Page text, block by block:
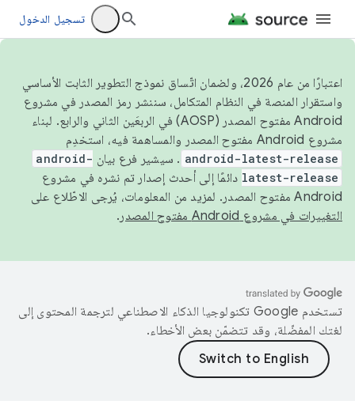
تسجيل الدخول
اعتبارًا من عام 2026، ولضمان اتّساق نموذج التطوير الثابت الأساسي
واستقرار المنصة في النظام المتكامل، سننشر رمز المصدر في مشروع
Android مفتوح المصدر (AOSP) في الربعَين الثاني والرابع. لبناء
مشروع Android مفتوح المصدر والمساهمة فيه، استخدِم
android-latest-release . سيشير فرع بيان android-
latest-release دائمًا إلى أحدث إصدار تم نشره في مشروع
Android مفتوح المصدر. لمزيد من المعلومات، يُرجى الاطّلاع على
التغييرات في مشروع Android مفتوح المصدر
.
تستخدم Google تكنولوجيا الذكاء الاصطناعي لترجمة المحتوى إلى
لغتك المفضّلة، وقد تتضمّن بعض الأخطاء.